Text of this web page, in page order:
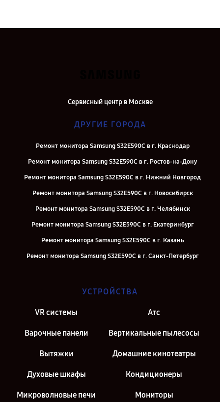
Сервисный центр в Москве
ДРУГИЕ ГОРОДА
Ремонт монитора Samsung S32E590C в г. Краснодар
Ремонт монитора Samsung S32E590C в г. Ростов-на-Дону
Ремонт монитора Samsung S32E590C в г. Нижний Новгород
Ремонт монитора Samsung S32E590C в г. Новосибирск
Ремонт монитора Samsung S32E590C в г. Челябинск
Ремонт монитора Samsung S32E590C в г. Екатеринбург
Ремонт монитора Samsung S32E590C в г. Казань
Ремонт монитора Samsung S32E590C в г. Санкт-Петербург
УСТРОЙСТВА
VR системы Атс
Варочные панели Вертикальные пылесосы
Вытяжки Домашние кинотеатры
Духовые шкафы Кондиционеры
Микроволновые печи Мониторы